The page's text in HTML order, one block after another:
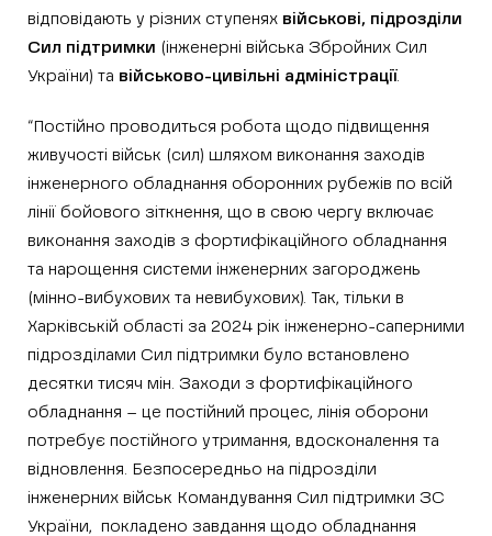
відповідають у різних ступенях військові, підрозділи
Сил підтримки (інженерні війська Збройних Сил
України) та військово-цивільні адміністрації.
“Постійно проводиться робота щодо підвищення
живучості військ (сил) шляхом виконання заходів
інженерного обладнання оборонних рубежів по всій
лінії бойового зіткнення, що в свою чергу включає
виконання заходів з фортифікаційного обладнання
та нарощення системи інженерних загороджень
(мінно-вибухових та невибухових). Так, тільки в
Харківській області за 2024 рік інженерно-саперними
підрозділами Сил підтримки було встановлено
десятки тисяч мін. Заходи з фортифікаційного
обладнання – це постійний процес, лінія оборони
потребує постійного утримання, вдосконалення та
відновлення. Безпосередньо на підрозділи
інженерних військ Командування Сил підтримки ЗС
України, покладено завдання щодо обладнання